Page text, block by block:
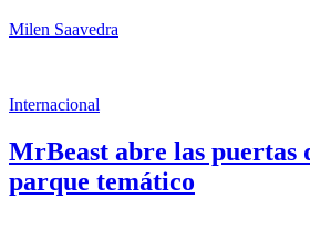
Milen Saavedra
Internacional
MrBeast abre las puertas
parque temático